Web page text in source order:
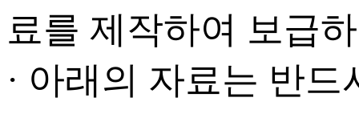
료를 제작하여 보급
· 아래의 자료는 반